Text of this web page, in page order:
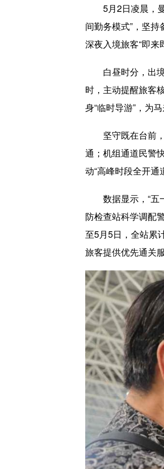
5月2日凌晨，曼
间勤务模式”，坚
深夜入境旅客“即来
白昼时分，出境
时，主动提醒旅客
身“临时导游”，为
坚守既在台前，
通；机组通道民警
动“高峰时段全开通
数据显示，“五一
防检查站科学调配
至5月5日，全站累
旅客提供优先通关